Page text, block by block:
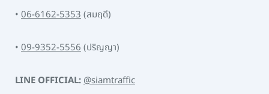
• 06-6162-5353(สมฤดี)
• 09-9352-5556(ปริญญา)
LINE OFFICIAL:@siamtraffic